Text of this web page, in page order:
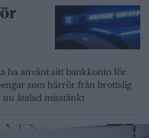
ha använt sitt bankkonto för
som härrör från brottslig
åtalad misstänkt